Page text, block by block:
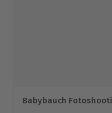
Babybauch